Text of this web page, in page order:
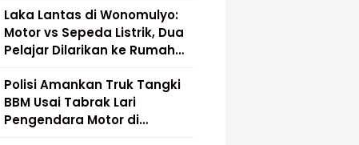
Laka Lantas di Wonomulyo:
Motor vs Sepeda Listrik, Dua
Pelajar Dilarikan ke Rumah
Polisi Amankan Truk Tangki
BBM Usai Tabrak Lari
Pengendara Motor di